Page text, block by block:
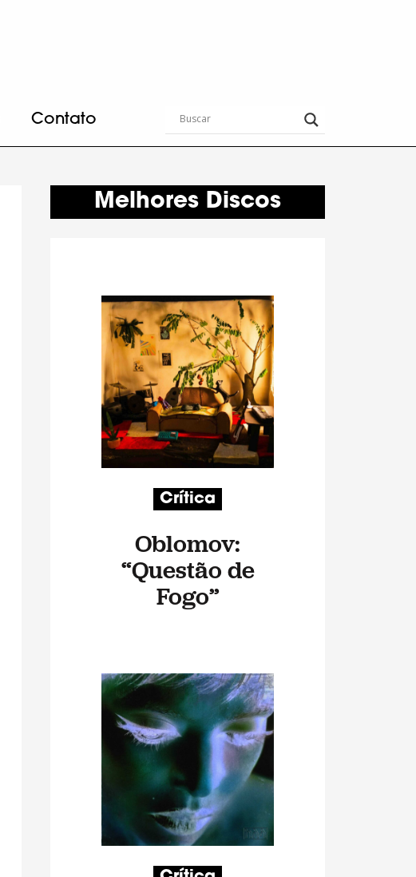
Contato
Melhores Discos
Crítica
Oblomov:
“Questão de
Fogo”